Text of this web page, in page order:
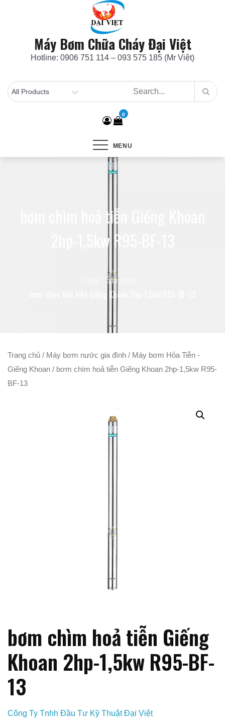
Máy Bơm Chữa Cháy Đại Việt
Hotline: 0906 751 114 – 093 575 185 (Mr Việt)
0
MENU
bơm chìm hoả tiễn Giếng Khoan
2hp-1,5kw R95-BF-13
Sản phẩm
bơm chìm hoả tiễn Giếng Khoan 2hp-1,5kw R95-BF-13
Trang chủ / Máy bơm nước gia đình / Máy bơm Hỏa Tiễn -
Giếng Khoan / bơm chìm hoả tiễn Giếng Khoan 2hp-1,5kw R95-
BF-13
bơm chìm hoả tiễn Giếng
Khoan 2hp-1,5kw R95-BF-
13
Công Ty Tnhh Đầu Tư Kỹ Thuật Đại Việt